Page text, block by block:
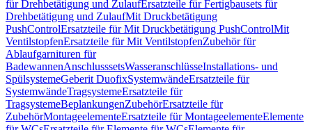
für Drehbetätigung und ZulaufErsatzteile für Fertigbausets für
Drehbetätigung und ZulaufMit Druckbetätigung
PushControlErsatzteile für Mit Druckbetätigung PushControlMit
VentilstopfenErsatzteile für Mit VentilstopfenZubehör für
Ablaufgarnituren für
BadewannenAnschlusssetsWasseranschlüsseInstallations- und
SpülsystemeGeberit DuofixSystemwändeErsatzteile für
SystemwändeTragsystemeErsatzteile für
TragsystemeBeplankungenZubehörErsatzteile für
ZubehörMontageelementeErsatzteile für MontageelementeElemente